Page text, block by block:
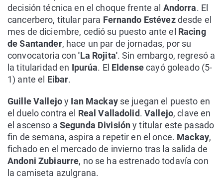
decisión técnica en el choque frente al Andorra. El
cancerbero, titular para Fernando Estévezdesde el
mes de diciembre, cedió su puesto ante el Racing
de Santander, hace un par de jornadas, por su
convocatoria con'La Rojita'. Sin embargo, regresó a
la titularidad en Ipurúa. El Eldensecayó goleado (5-
1) ante el Eibar.
Guille Vallejoy Ian Mackayse juegan el puesto en
el duelo contra el Real Valladolid.Vallejo, clave en
el ascenso a Segunda Divisióny titular este pasado
fin de semana, aspira a repetir en el once. Mackay,
fichado en el mercado de invierno tras la salida de
Andoni Zubiaurre, no se ha estrenado todavía con
la camiseta azulgrana.